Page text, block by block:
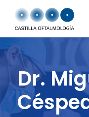
Dr.